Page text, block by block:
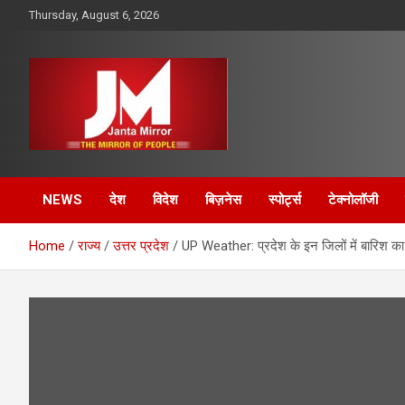
Thursday, August 6, 2026
Janta Mirror
NEWS देश विदेश बिज़नेस स्पोर्ट्स टेक्नोलॉजी
Home राज्य उत्तर प्रदेश UP Weather: प्रदेश के इन जिलों में बारिश